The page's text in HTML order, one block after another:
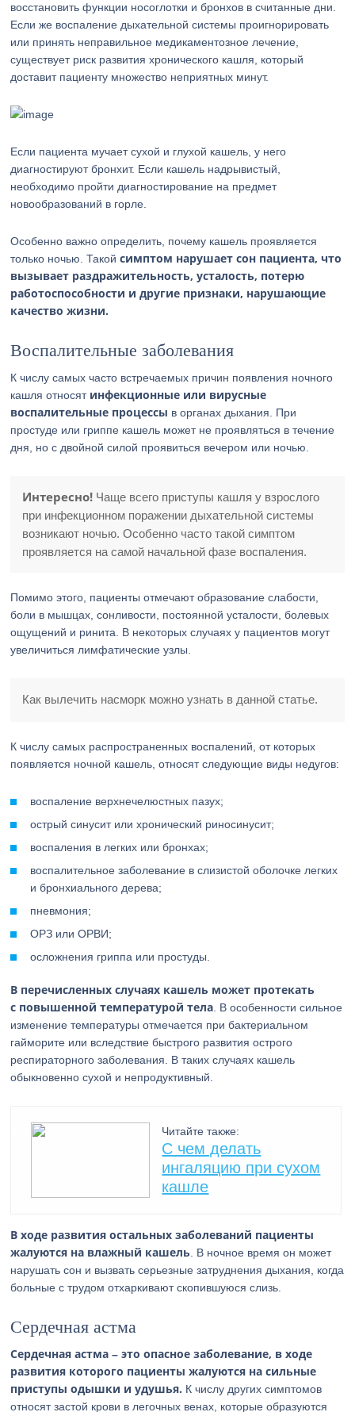
восстановить функции носоглотки и бронхов в считанные дни.
Если же воспаление дыхательной системы проигнорировать
или принять неправильное медикаментозное лечение,
существует риск развития хронического кашля, который
доставит пациенту множество неприятных минут.
Если пациента мучает сухой и глухой кашель, у него
диагностируют бронхит. Если кашель надрывистый,
необходимо пройти диагностирование на предмет
новообразований в горле.
Особенно важно определить, почему кашель проявляется
только ночью. Такойсимптом нарушает сон пациента, что
вызывает раздражительность, усталость, потерю
работоспособности и другие признаки, нарушающие
качество жизни.
Воспалительные заболевания
К числу самых часто встречаемых причин появления ночного
кашля относят инфекционные или вирусные
воспалительные процессы в органах дыхания. При
простуде или гриппе кашель может не проявляться в течение
дня, но с двойной силой проявиться вечером или ночью.
Интересно! Чаще всего приступы кашля у взрослого
при инфекционном поражении дыхательной системы
возникают ночью. Особенно часто такой симптом
проявляется на самой начальной фазе воспаления.
Помимо этого, пациенты отмечают образование слабости,
боли в мышцах, сонливости, постоянной усталости, болевых
ощущений и ринита. В некоторых случаях у пациентов могут
увеличиться лимфатические узлы.
Как вылечить насморк можно узнать в данной статье.
К числу самых распространенных воспалений, от которых
появляется ночной кашель, относят следующие виды недугов:
воспаление верхнечелюстных пазух;
острый синусит или хронический риносинусит;
воспаления в легких или бронхах;
воспалительное заболевание в слизистой оболочке легких
и бронхиального дерева;
пневмония;
ОРЗ или ОРВИ;
осложнения гриппа или простуды.
В перечисленных случаях кашель может протекать
с повышенной температурой тела . В особенности сильное
изменение температуры отмечается при бактериальном
гайморите или вследствие быстрого развития острого
респираторного заболевания. В таких случаях кашель
обыкновенно сухой и непродуктивный.
Читайте также:
С чем делать
ингаляцию при сухом
кашле
В ходе развития остальных заболеваний пациенты
жалуются на влажный кашель . В ночное время он может
нарушать сон и вызвать серьезные затруднения дыхания, когда
больные с трудом отхаркивают скопившуюся слизь.
Сердечная астма
Сердечная астма – это опасное заболевание, в ходе
развития которого пациенты жалуются на сильные
приступы одышки и удушья. К числу других симптомов
относят застой крови в легочных венах, которые образуются